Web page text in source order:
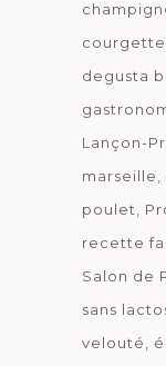
courgette
degusta
Lançon-
marseille
poulet
recette
Salon de
sans
velouté